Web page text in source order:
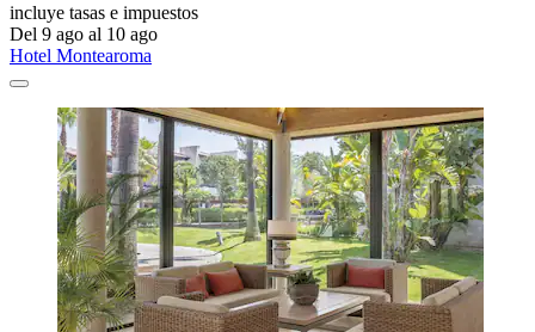
incluye tasas e impuestos
Del 9 ago al 10 ago
Hotel Montearoma